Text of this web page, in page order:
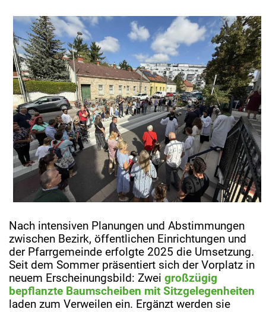
Nach intensiven Planungen und Abstimmungen
zwischen Bezirk, öffentlichen Einrichtungen und
der Pfarrgemeinde erfolgte 2025 die Umsetzung.
Seit dem Sommer präsentiert sich der Vorplatz in
neuem Erscheinungsbild: Zwei großzügig
bepflanzte Baumscheiben mit Sitzgelegenheiten
laden zum Verweilen ein. Ergänzt werden sie